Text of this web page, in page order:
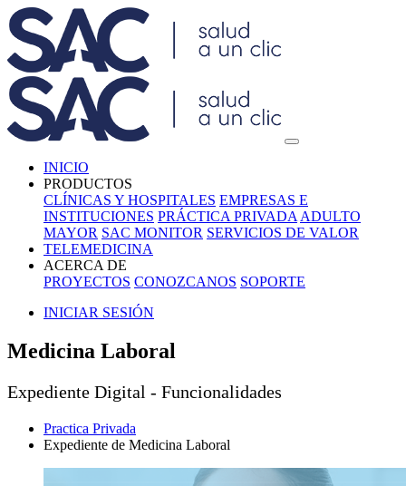
INICIO
PRODUCTOS
CLÍNICAS Y HOSPITALES EMPRESAS E
INSTITUCIONES PRÁCTICA PRIVADA ADULTO
MAYOR SAC MONITOR SERVICIOS DE VALOR
TELEMEDICINA
ACERCA DE
PROYECTOS CONOZCANOS SOPORTE
INICIAR SESIÓN
Medicina Laboral
Expediente Digital - Funcionalidades
Practica Privada
Expediente de Medicina Laboral